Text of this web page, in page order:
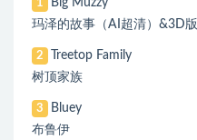
1
Big Muzzy
玛泽的故事（AI超清）&3D版
2
Treetop Family
树顶家族
3
Bluey
布鲁伊